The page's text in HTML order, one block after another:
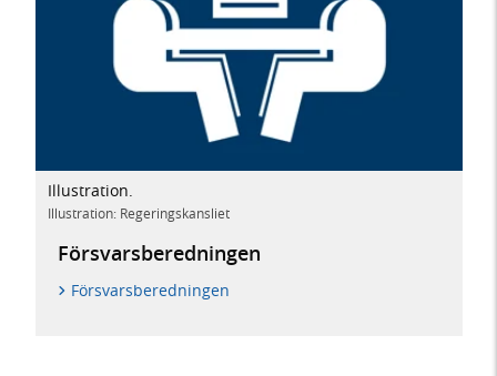
Illustration.
Illustration: Regeringskansliet
Försvars­beredningen
Försvarsberedningen